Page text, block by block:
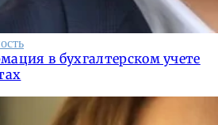
в бухгалтерском учете